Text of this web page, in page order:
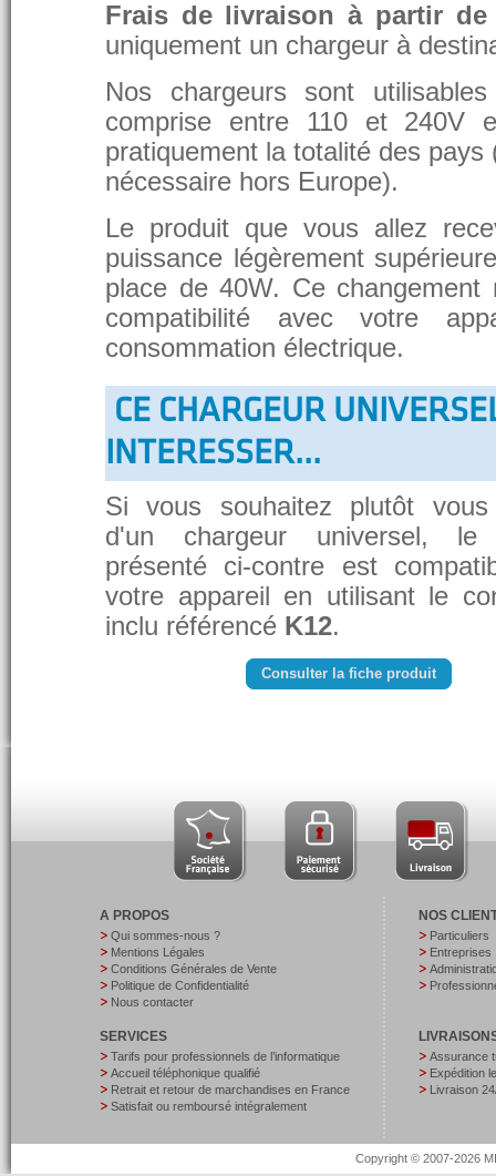
Frais de livraison à partir de
uniquement un chargeur à
Nos chargeurs sont
comprise entre 110 et 240V
pratiquement la totalité des
nécessaire hors Europe).
Le produit que vous allez
puissance légèrement
place de 40W. Ce
compatibilité avec votre
consommation électrique.
CE CHARGEUR
INTERESSER...
Si vous souhaitez plutôt vous
d'un chargeur universel, le
présenté ci-contre est
votre appareil en utilisant le
inclu référencé K12.
Consulter la fiche produit
A PROPOS
Qui sommes-nous ?
Mentions Légales
Conditions Générales de Vente
Politique de Confidentialité
Nous contacter
SERVICES
Tarifs pour professionnels de l’informatique
Accueil téléphonique qualifié
Retrait et retour de marchandises en France
Satisfait ou remboursé intégralement
NOS
Particuliers
Entreprises
Assurance
Expédition
Livraison
Copyright © 2007-2026